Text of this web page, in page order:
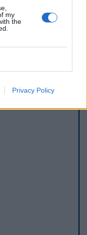
my
the
Privacy Policy